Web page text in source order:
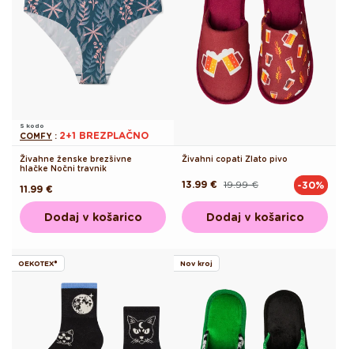
S kodo
COMFY : 2+1 BREZPLAČNO
Živahne ženske brezšivne
hlačke Nočni travnik
Redna
cena
11.99 €
Dodaj v košarico
Živahni copati Zlato pivo
Redna
19.99 €
Akcijska
13.99 € -30%
Dodaj v košarico
OEKOTEX® Nov kroj